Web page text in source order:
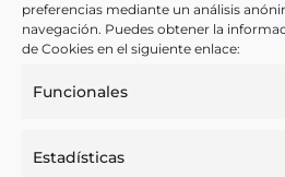
preferencias mediante un análisis
navegación. Puedes obtener la
de Cookies en el siguiente enlace:
Funcionales
Estadísticas